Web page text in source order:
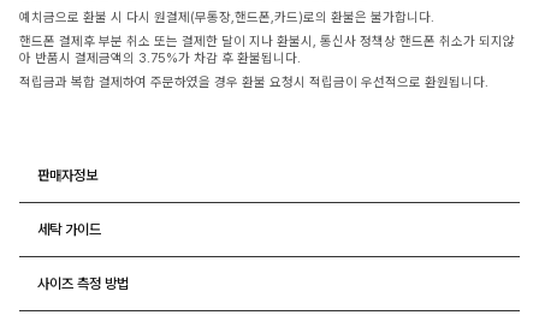
예치금으로 환불 시 다시 원결제(무통장,핸드폰,카드)로의 환불은 불가합니다.
핸드폰 결제후 부분 취소 또는 결제한 달이 지나 환불시, 통신사 정책상 핸드폰 취소가 되지않
아 반품시 결제금액의 3.75%가 차감 후 환불됩니다.
적립금과 복합 결제하여 주문하였을 경우 환불 요청시 적립금이 우선적으로 환원됩니다.
판매자정보
세탁 가이드
사이즈 측정 방법